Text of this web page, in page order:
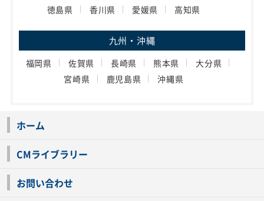
徳島県
香川県 愛媛県 高知県
九州・沖縄
福岡県 佐賀県 長崎県 熊本県
大分県
宮崎県
鹿児島県 沖縄県
ホーム
CMライブラリー
お問い合わせ